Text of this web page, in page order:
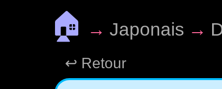
🏠 → Japonais →
↩ Retour